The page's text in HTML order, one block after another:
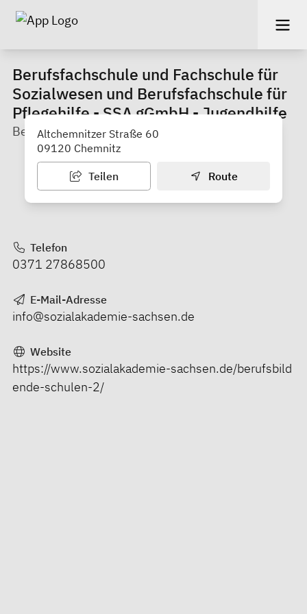
Berufsfachschule und Fachschule für
Sozialwesen und Berufsfachschule für
Pﬂegehilfe - SSA gGmbH - Jugendhilfe
Berufsschule
Altchemnitzer Straße 60
09120 Chemnitz
Teilen Route
Telefon
0371 27868500
E-Mail-Adresse
info@sozialakademie-sachsen.de
Website
https://www.sozialakademie-sachsen.de/berufsbild
ende-schulen-2/